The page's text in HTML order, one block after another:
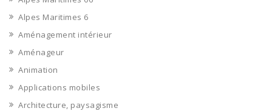
Alpes Maritimes 6
Aménagement intérieur
Aménageur
Animation
Applications mobiles
Architecture, paysagisme